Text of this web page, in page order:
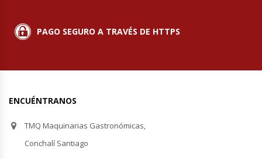
PAGO SEGURO A TRAVÉS DE HTTPS
ENCUÉNTRANOS
TMQ Maquinarias Gastronómicas,
Conchalí Santiago